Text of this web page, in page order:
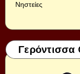
Νηστείες
Γερόντισσα